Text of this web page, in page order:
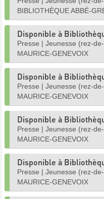
BIBLIOTHÈQUE ABBÉ-
Disponible à
Presse | Jeunesse (rez-
MAURICE-GENEVOIX
Disponible à
Presse | Jeunesse (rez-
MAURICE-GENEVOIX
Disponible à
Presse | Jeunesse (rez-
MAURICE-GENEVOIX
Disponible à
Presse | Jeunesse (rez-
MAURICE-GENEVOIX